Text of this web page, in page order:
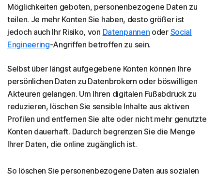
Möglichkeiten geboten, personenbezogene Daten zu
teilen. Je mehr Konten Sie haben, desto größer ist
jedoch auch Ihr Risiko, von Datenpannen oder Social
Engineering-Angriffen betroffen zu sein.
Selbst über längst aufgegebene Konten können Ihre
persönlichen Daten zu Datenbrokern oder böswilligen
Akteuren gelangen. Um Ihren digitalen Fußabdruck zu
reduzieren, löschen Sie sensible Inhalte aus aktiven
Profilen und entfernen Sie alte oder nicht mehr genutzte
Konten dauerhaft. Dadurch begrenzen Sie die Menge
Ihrer Daten, die online zugänglich ist.
So löschen Sie personenbezogene Daten aus sozialen